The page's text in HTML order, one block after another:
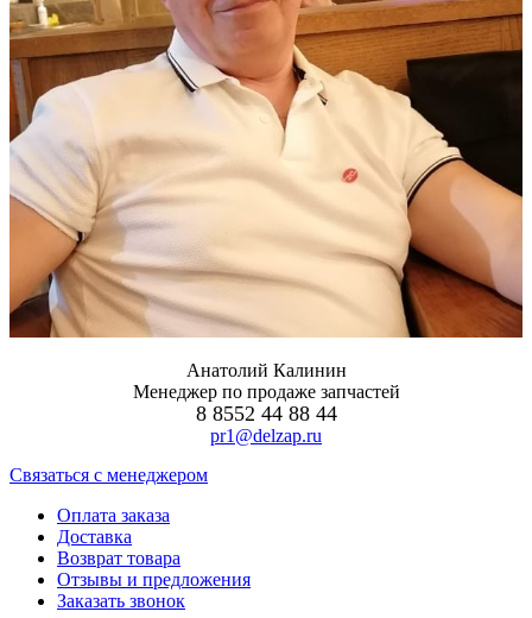
Анатолий Калинин
Менеджер по продаже запчастей
8 8552 44 88 44
pr1@delzap.ru
Cвязаться с менеджером
Оплата заказа
Доставка
Возврат товара
Отзывы и предложения
Заказать звонок